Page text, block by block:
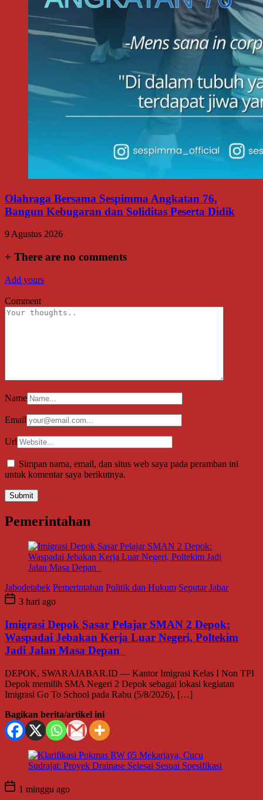
Olahraga Bersama Sespimma Angkatan 76,
Bangun Kebugaran dan Soliditas Peserta Didik
9 Agustus 2026
+ There are no comments
Add yours
Comment
Name
Email
Url
Simpan nama, email, dan situs web saya pada peramban ini
untuk komentar saya berikutnya.
Pemerintahan
Jabodetabek Pemerintahan Politik dan Hukum Seputar Jabar
3 hari ago
Imigrasi Depok Sasar Pelajar SMAN 2 Depok:
Waspadai Jebakan Kerja Luar Negeri, Poltekim
Jadi Jalan Masa Depan
DEPOK, SWARAJABAR.ID — Kantor Imigrasi Kelas I Non TPI
Depok memilih SMA Negeri 2 Depok sebagai lokasi kegiatan
Imigrasi Go To School pada Rabu (5/8/2026), […]
Bagikan berita/artikel ini
1 minggu ago